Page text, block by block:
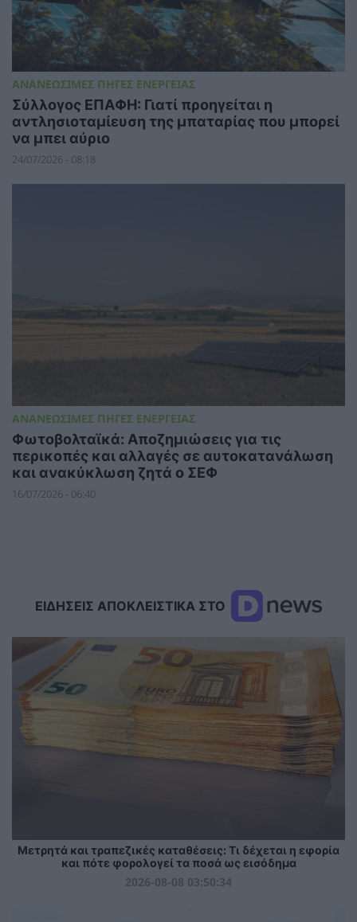
ΑΝΑΝΕΩΣΙΜΕΣ ΠΗΓΕΣ ΕΝΕΡΓΕΙΑΣ
Σύλλογος ΕΠΑΦΗ: Γιατί προηγείται η
αντλησιοταμίευση της μπαταρίας που μπορεί
να μπει αύριο
24/07/2026 - 08:18
ΑΝΑΝΕΩΣΙΜΕΣ ΠΗΓΕΣ ΕΝΕΡΓΕΙΑΣ
Φωτοβολταϊκά: Αποζημιώσεις για τις
περικοπές και αλλαγές σε αυτοκατανάλωση
και ανακύκλωση ζητά ο ΣΕΦ
16/07/2026 - 06:40
ΕΙΔΗΣΕΙΣ ΑΠΟΚΛΕΙΣΤΙΚΑ ΣΤΟ
Μετρητά και τραπεζικές καταθέσεις: Τι δέχεται η εφορία
και πότε φορολογεί τα ποσά ως εισόδημα
2026-08-08 03:50:34